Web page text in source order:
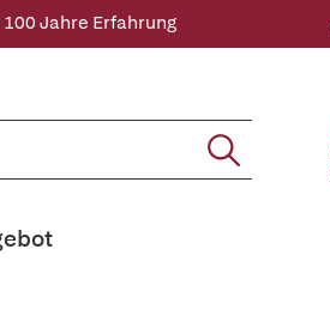
100 Jahre Erfahrung